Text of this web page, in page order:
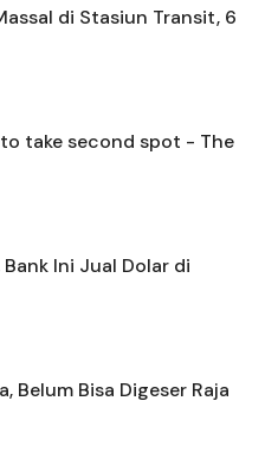
di Stasiun Transit, 6
take second spot - The
Ini Jual Dolar di
Belum Bisa Digeser Raja